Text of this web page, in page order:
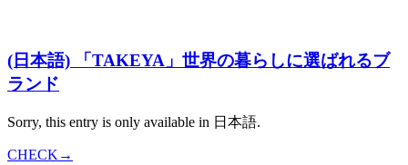
(日本語) 「TAKEYA」世界の暮らしに選ばれるブ
ランド
Sorry, this entry is only available in 日本語.
CHECK→